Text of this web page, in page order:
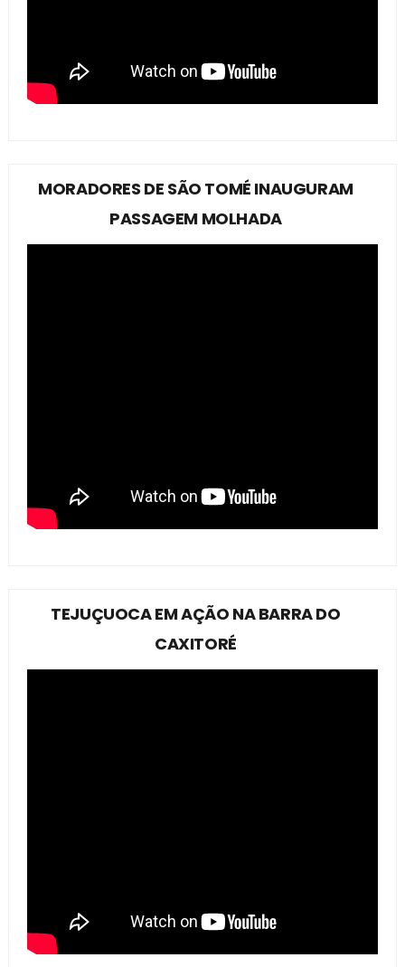
MORADORES DE SÃO TOMÉ INAUGURAM
PASSAGEM MOLHADA
TEJUÇUOCA EM AÇÃO NA BARRA DO
CAXITORÉ